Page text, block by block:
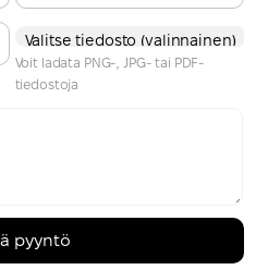
Valitse tiedosto (valinnainen)
Voit ladata PNG-, JPG- tai PDF-
tiedostoja